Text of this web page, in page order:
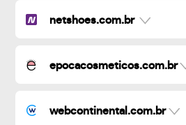
netshoes.com.br
epocacosmeticos.com.br
webcontinental.com.br